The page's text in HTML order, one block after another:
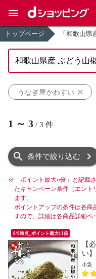
トップページ 「和歌山
うなぎ屋かわすい
1 ～ 3 / 3 件
条件で絞り込む
※ 「ポイント最大○倍」と記載
たキャンペーン条件（エント
ます。
ポイントアップの条件は各商
すので、詳細は各商品詳細ペ
8/9時点_ポイント最大11倍
【
い
使
小袋